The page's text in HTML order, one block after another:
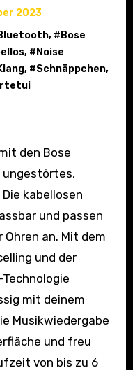
2023
, # Bose
, # Noise
, #Schnäppchen,
ungestörtes,
kabellosen
und passen
an. Mit dem
und der
mit deinem
Musikwiedergabe
und freu
von bis zu 6